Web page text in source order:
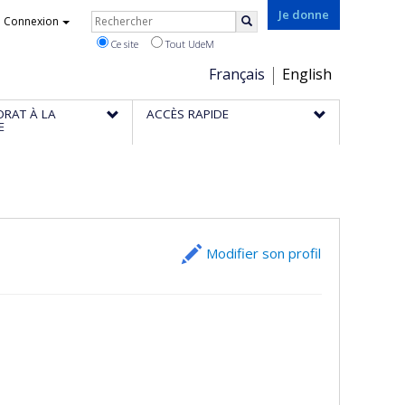
Je donne
Choix
de
la
Français English
Connexion Rechercher
Ce site Tout UdeM
À LA ACCÈS RAPIDE
Modifier son profil